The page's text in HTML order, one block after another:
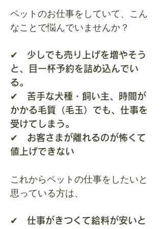
ペットのお仕事をしていて、こん
なことで悩んでいませんか？
✔ 少しでも売り上げを増やそう
と、目一杯予約を詰め込んでい
る。
​✔ 苦手な犬種・飼い主、時間が
かかる毛質（毛玉）でも、仕事を
受けてしまう。
​✔ お客さまが離れるのが怖くて
値上げできない
これからペットの仕事をしたいと
思っている方は、
✔ 仕事がきつくて給料が安いと